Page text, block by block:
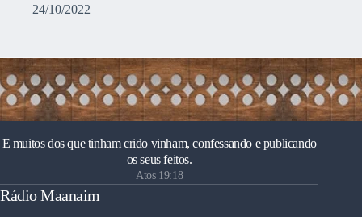
24/10/2022
E muitos dos que tinham crido vinham, confessando e publicando
os seus feitos.
Atos 19:18
Rádio Maanaim